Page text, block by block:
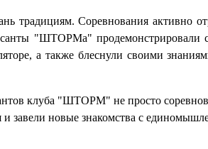
традициям. Соревнования активно
"ШТОРМа"
а также блеснули своими
клуба "ШТОРМ" не просто
завели новые знакомства с